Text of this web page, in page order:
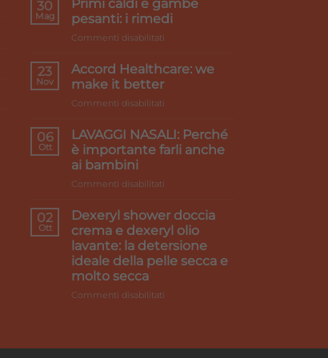
30
Mag
Primi caldi e gambe
pesanti: i rimedi
Commenti disabilitati
e
rimedi
23
Nov
Accord Healthcare: we
make it better
Commenti disabilitati
Healthcare:
we
make
06
Ott
LAVAGGI NASALI: Perché
è importante farli anche
ai bambini
Commenti disabilitati
NASALI:
Perché
è
importante
farli
02
Ott
Dexeryl shower doccia
crema e dexeryl olio
lavante: la detersione
ideale della pelle secca e
molto secca
Commenti disabilitati
crema